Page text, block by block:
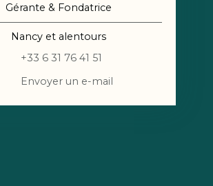
Gérante & Fondatrice
Nancy et alentours
+33 6 31 76 41 51
Envoyer un e-mail